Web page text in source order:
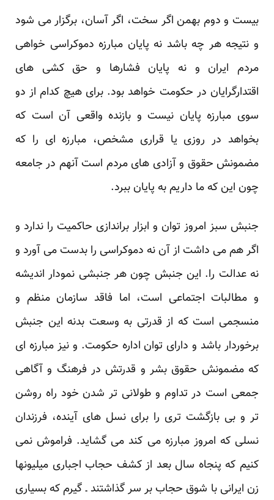
بیست و دوم بهمن اگر سخت، اگر آسان، برگزار می شود
و نتیجه هر چه باشد نه پایان مبارزه دموکراسی خواهی
مردم ایران و نه پایان فشارها و حق کشی های
اقتدارگرایان در حکومت خواهد بود. برای هیچ کدام از دو
سوی مبارزه پایان نیست و بازنده واقعی آن است که
بخواهد در روزی یا قراری مشخص، مبارزه ای را که
مضمونش حقوق و آزادی های مردم است آنهم در جامعه
چون این که ما داریم به پایان ببرد.
جنبش سبز امروز توان و ابزار براندازی حاکمیت را ندارد و
اگر هم می داشت از آن نه دموکراسی را بدست می آورد و
نه عدالت را. این جنبش چون هر جنبشی نمودار اندیشه
و مطالبات اجتماعی است، اما فاقد سازمان منظم و
منسجمی است که از قدرتی به وسعت بدنه این جنبش
برخوردار باشد و دارای توان اداره حکومت. و نیز مبارزه ای
که مضمونش حقوق بشر و قدرتش در فرهنگ و آگاهی
جمعی است در تداوم و طولانی تر شدن خود راه روشن
تر و بی بازگشت تری را برای نسل های آینده، فرزندان
نسلی که امروز مبارزه می کند می گشاید. فراموش نمی
کنیم که پنجاه سال بعد از کشف حجاب اجباری میلیونها
زن ایرانی با شوق حجاب بر سر گذاشتند ـ گیرم که بسیاری